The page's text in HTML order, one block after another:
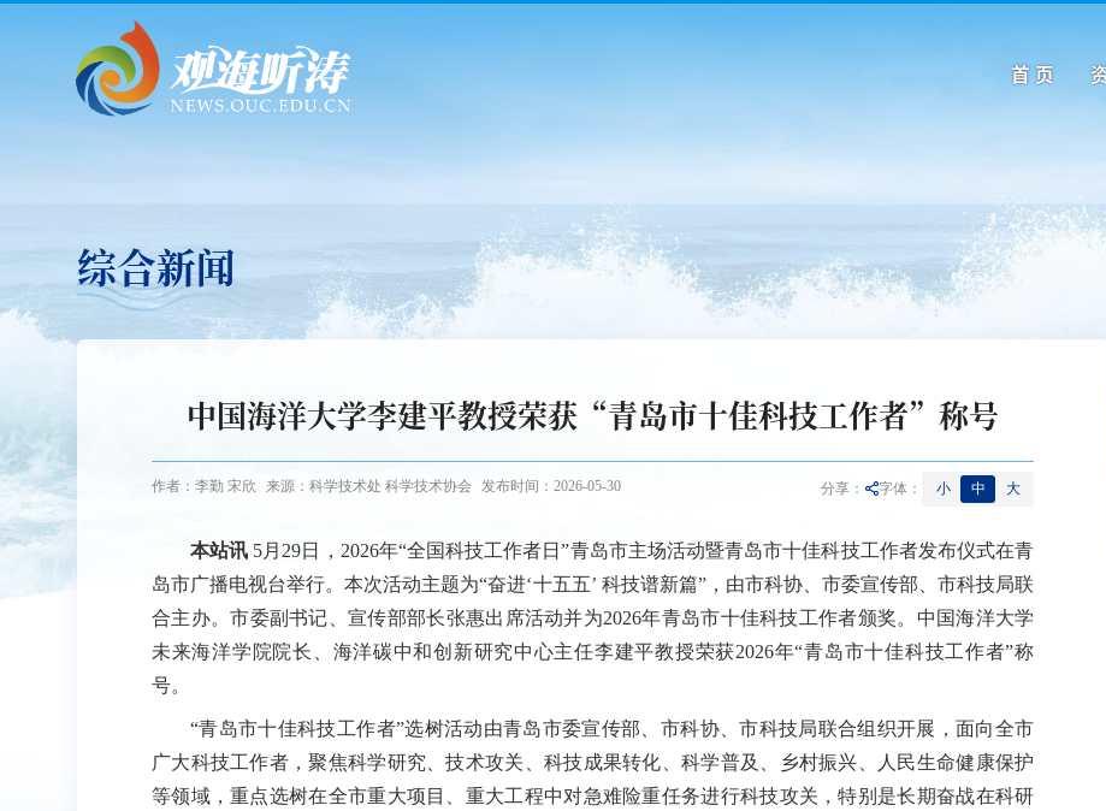
首 页
综合新闻
中国海洋大学李建平教授荣获“青岛市十佳科技工作者”称号
作者：李勤 宋欣 来源：科学技术处 科学技术协会 发布时间：2026-05-30 分享： 字体： 小 中 大
本站讯 5月29日，2026年“全国科技工作者日”青岛市主场活动暨青岛市十佳科技工作者发布仪式在青
岛市广播电视台举行。本次活动主题为“奋进‘十五五’ 科技谱新篇”，由市科协、市委宣传部、市科技局联
合主办。市委副书记、宣传部部长张惠出席活动并为2026年青岛市十佳科技工作者颁奖。 中国海洋大学
未来海洋学院院长、海洋碳中和创新研究中心主任李建平教授荣获2026年“青岛市十佳科技工作者”称
号。
“青岛市十佳科技工作者”选树活动由青岛市委宣传部、市科协、市科技局联合组织开展，面向全市
广大科技工作者，聚焦科学研究、技术攻关、科技成果转化、科学普及、乡村振兴、人民生命健康保护
等领域，重点选树在全市重大项目、重大工程中对急难险重任务进行科技攻关，特别是长期奋战在科研